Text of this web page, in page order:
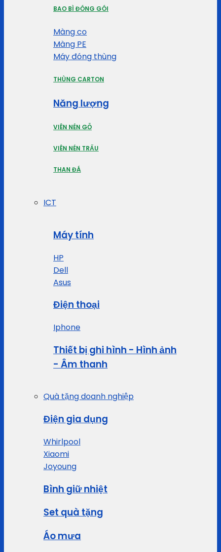
BAO BÌ ĐÓNG GÓI
Màng co
Màng PE
Máy đóng thùng
THÙNG CARTON
Năng lượng
VIÊN NÉN GỖ
VIÊN NÉN TRẤU
THAN ĐÁ
ICT
Máy tính
HP
Dell
Asus
Điện thoại
Iphone
Thiết bị ghi hình - Hình ảnh
- Âm thanh
Quà tặng doanh nghiệp
Điện gia dụng
Whirlpool
Xiaomi
Joyoung
Bình giữ nhiệt
Set quà tặng
Áo mưa